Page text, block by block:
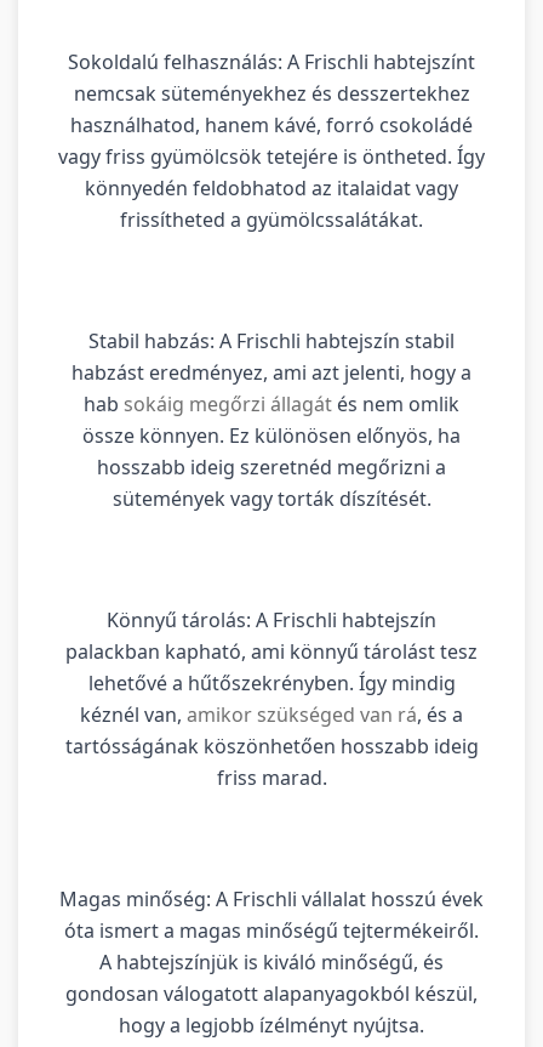
Sokoldalú felhasználás: A Frischli habtejszínt
nemcsak süteményekhez és desszertekhez
használhatod, hanem kávé, forró csokoládé
vagy friss gyümölcsök tetejére is öntheted. Így
könnyedén feldobhatod az italaidat vagy
frissítheted a gyümölcssalátákat.
Stabil habzás: A Frischli habtejszín stabil
habzást eredményez, ami azt jelenti, hogy a
hab sokáig megőrzi állagát és nem omlik
össze könnyen. Ez különösen előnyös, ha
hosszabb ideig szeretnéd megőrizni a
sütemények vagy torták díszítését.
Könnyű tárolás: A Frischli habtejszín
palackban kapható, ami könnyű tárolást tesz
lehetővé a hűtőszekrényben. Így mindig
kéznél van, amikor szükséged van rá, és a
tartósságának köszönhetően hosszabb ideig
friss marad.
Magas minőség: A Frischli vállalat hosszú évek
óta ismert a magas minőségű tejtermékeiről.
A habtejszínjük is kiváló minőségű, és
gondosan válogatott alapanyagokból készül,
hogy a legjobb ízélményt nyújtsa.